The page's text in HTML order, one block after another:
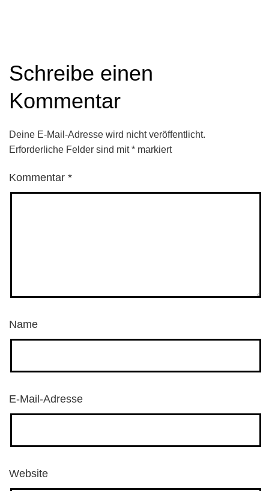
Schreibe einen
Kommentar
Deine E-Mail-Adresse wird nicht veröffentlicht.
Erforderliche Felder sind mit* markiert
Kommentar *
Name
E-Mail-Adresse
Website